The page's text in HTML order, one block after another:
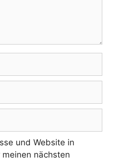
und Website in
nächsten